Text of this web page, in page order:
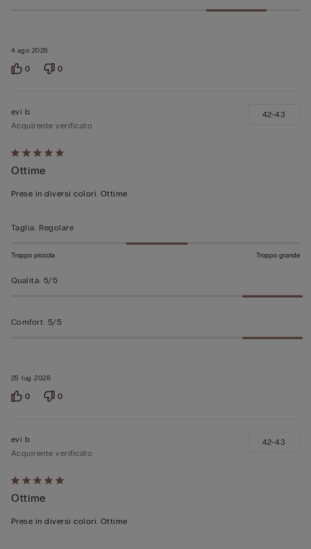
4 ago 2026
0 0
Valutato
5
su
25 lug 2026
evi b
Acquirente verificato
Ottime
Prese in diversi colori. Ottime
42-43
Taglia: Regolare
Troppo piccola Troppo grande
Qualità: 5/5
Comfort: 5/5
0 0
Valutato
5
su
evi b
Acquirente verificato
Ottime
Prese in diversi colori. Ottime
42-43